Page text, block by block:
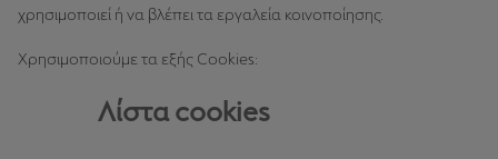
χρησιμοποιεί ή να βλέπει τα εργαλεία κοινοποίησης.
Χρησιμοποιούμε τα εξής Cookies:
Λίστα cookies